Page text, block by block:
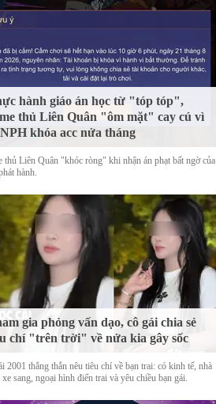
hành giáo án học từ "tóp tóp",
thủ Liên Quân "ôm mặt" cay cú vì
khóa acc nửa tháng
thủ Liên Quân "khóc ròng" khi nhận án phạt bất ngờ của
hành.
gia phỏng vấn dạo, cô gái chia sẻ
chí "trên trời" về nửa kia gây sốc
2001 thẳng thắn nêu tiêu chí về bạn trai: có kinh tế, nhà
sang, ngoại hình điển trai và yêu chiều bạn gái.